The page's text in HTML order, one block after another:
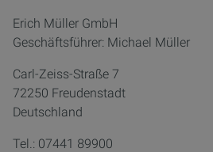
Erich Müller GmbH
Geschäftsführer: Michael Müller
Carl-Zeiss-Straße 7
72250 Freudenstadt
Deutschland
Tel.: 07441 89900